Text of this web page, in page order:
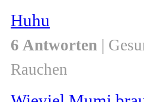
Huhu
6 Antworten |
Rauchen